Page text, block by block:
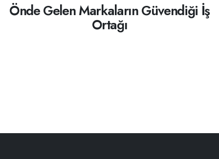
Önde Gelen Markaların Güvendiği İş
Ortağı